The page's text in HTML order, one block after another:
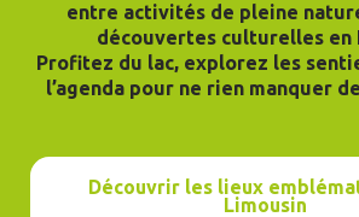
entre activités de pleine
découvertes culturelles en
Profitez du lac, explorez les
l’agenda pour ne rien manquer
Découvrir les lieux
Limousin